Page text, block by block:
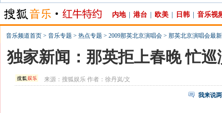
内地 港台 欧美 日韩 音乐视
音乐频道首页 > 音乐专题 > 热点专题 > 2009那英北京演唱会 > 那英北京演唱会最
独家新闻：那英拒上春晚 忙
来源：搜狐娱乐 作者：徐丹岚/文
我来说